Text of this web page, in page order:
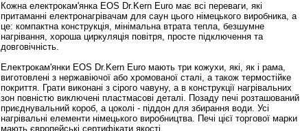
Кожна електрокам'янка EOS Dr.Kern Euro має всі переваги, які
притаманні електронагрівачам для саун цього німецького виробника, а
це: компактна конструкція, мінімальна втрата тепла, безшумне
нагрівання, хороша циркуляція повітря, просте підключення та
довговічність.
Електрокам'янки EOS Dr.Kern Euro мають три кожухи, які, як і рама,
виготовлені з нержавіючої або хромованої сталі, а також термостійке
покриття. Грати виконані з сірого чавуну, а в конструкції нагрівальних
зон повністю виключені пластмасові деталі. Позаду печі розташований
приєднувальний короб, а цоколі - піддон для збирання води. Усі
нагрівальні елементи німецького виробництва. Печі цієї торгової марки
мають європейські сертифікати якості.